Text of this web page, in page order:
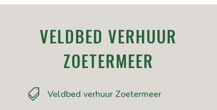
VELDBED VERHUUR
ZOETERMEER
 Veldbed verhuur Zoetermeer